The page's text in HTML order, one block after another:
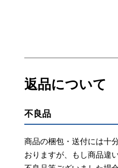
返品について
不良品
商品の梱包・送付には十
おりますが、もし商品違